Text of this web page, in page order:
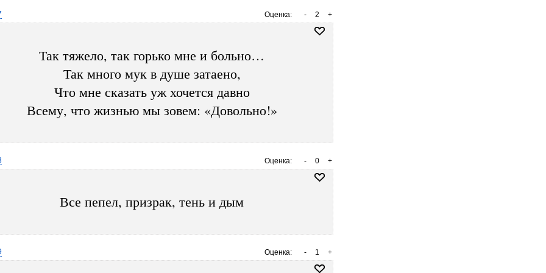
Оценка: +
2
-
Так тяжело, так горько мне и больно…
Так много мук в душе затаено,
Что мне сказать уж хочется давно
Всему, что жизнью мы зовем: «Довольно!»
Оценка: +
0
-
Все пепел, призрак, тень и дым
Оценка: +
1
-